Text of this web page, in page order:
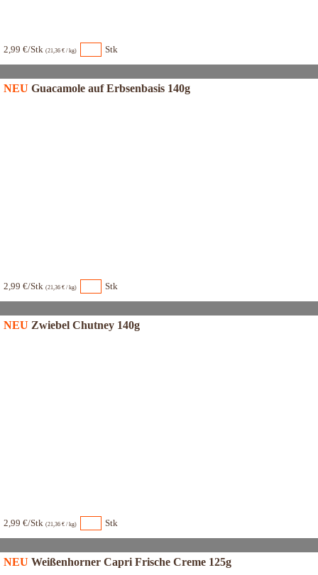
2,99 €/Stk (21,36 € / kg) Stk
NEU Guacamole auf Erbsenbasis 140g
2,99 €/Stk (21,36 € / kg) Stk
NEU Zwiebel Chutney 140g
2,99 €/Stk (21,36 € / kg) Stk
NEU Weißenhorner Capri Frische Creme 125g